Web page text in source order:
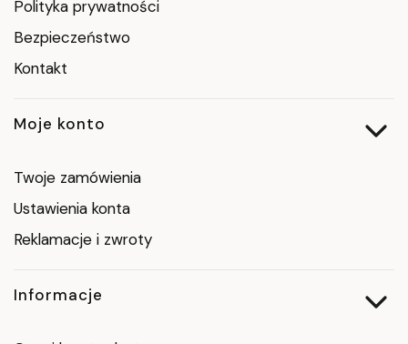
Polityka prywatności
Bezpieczeństwo
Kontakt
Moje konto
Twoje zamówienia
Ustawienia konta
Reklamacje i zwroty
Informacje